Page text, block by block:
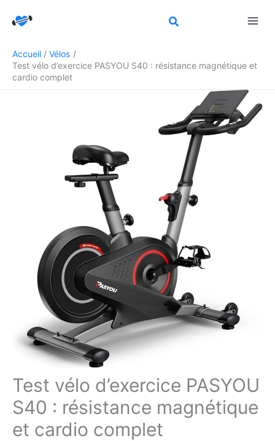
Accueil
Vélos
Test vélo d’exercice PASYOU S40 : résistance magnétique et
cardio complet
Test vélo d’exercice PASYOU
S40 : résistance magnétique
et cardio complet